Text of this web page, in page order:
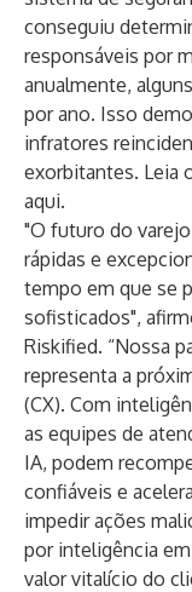
conseguiu
responsáveis ​​por
anualmente,
por ano. Isso
infratores
exorbitantes. Leia
aqui.
"O futuro do
rápidas e
tempo em que se
sofisticados",
Riskified. “Nossa
representa a
(CX). Com
as equipes de
IA, podem
confiáveis ​​e
impedir ações
por inteligência
valor vitalício do